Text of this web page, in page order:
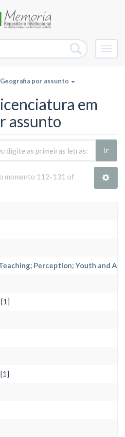
por assunto
em
assunto
Ir
momento 112-131 of
Perception; Youth and
[1]
[1]